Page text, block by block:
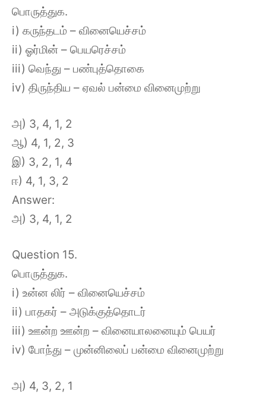
பொருத்துக.
i) கருந்தடம் – வினையெச்சம்
ii) ஓர்மின் – பெயரெச்சம்
iii) வெந்து – பண்புத்தொகை
iv) திருந்திய – ஏவல் பன்மை வினைமுற்று
அ) 3, 4, 1, 2
ஆ) 4, 1, 2, 3
இ) 3, 2, 1, 4
ஈ) 4, 1, 3, 2
Answer:
அ) 3, 4, 1, 2
Question 15.
பொருத்துக.
i) உன்ன லிர் – வினையெச்சம்
ii) பாதகர் – அடுக்குத்தொடர்
iii) ஊன்ற ஊன்ற – வினையாலனையும் பெயர்
iv) போந்து – முன்னிலைப் பன்மை வினைமுற்று
அ) 4, 3, 2, 1